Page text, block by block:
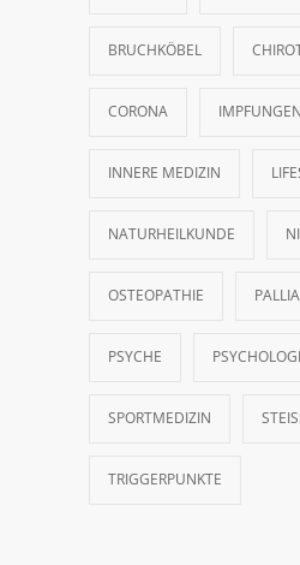
BRUCHKÖBEL
CORONA IMPFUNGEN
INNERE MEDIZIN
NATURHEILKUNDE
OSTEOPATHIE
PSYCHE
SPORTMEDIZIN
TRIGGERPUNKTE